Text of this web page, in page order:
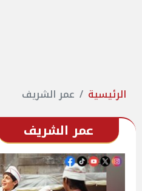
الرئيسية عمر الشريف
عمر الشريف